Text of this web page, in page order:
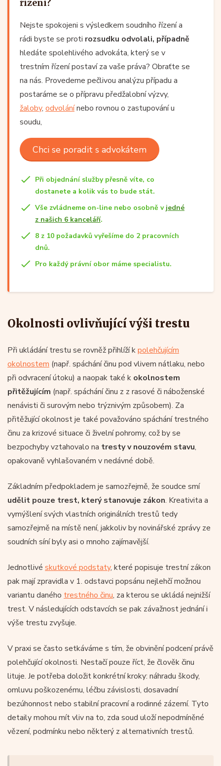
řízení?
Nejste spokojeni s výsledkem soudního řízení a
rádi byste se proti rozsudku odvolali, případně
hledáte spolehlivého advokáta, který se v
trestním řízení postaví za vaše práva? Obraťte se
na nás. Provedeme pečlivou analýzu případu a
postaráme se o přípravu předžalobní výzvy,
žaloby, odvolánínebo rovnou o zastupování u
soudu,
Chci se poradit s advokátem
Při objednání služby přesně víte, co
dostanete a kolik vás to bude stát.
Vše zvládneme on-line nebo osobně v jedné
z našich 6 kanceláří.
8 z 10 požadavků vyřešíme do 2 pracovních
dnů.
Pro každý právní obor máme specialistu.
Okolnosti ovlivňující výši trestu
Při ukládání trestu se rovněž přihlíží kpolehčujícím
okolnostem (např. spáchání činu pod vlivem nátlaku, nebo
při odvracení útoku) a naopak také k okolnostem
přitěžujícím (např. spáchání činu z z rasové či náboženské
nenávisti či surovým nebo trýznivým způsobem). Za
přitěžující okolnost je také považováno spáchání trestného
činu za krizové situace či živelní pohromy, což by se
bezpochyby vztahovalo na tresty v nouzovém stavu,
opakovaně vyhlašovaném v nedávné době.
Základním předpokladem je samozřejmě, že soudce smí
udělit pouze trest, který stanovuje zákon. Kreativita a
vymýšlení svých vlastních originálních trestů tedy
samozřejmě na místě není, jakkoliv by novinářské zprávy ze
soudních síní byly asi o mnoho zajímavější.
Jednotlivé skutkové podstaty, které popisuje trestní zákon
pak mají zpravidla v 1. odstavci popsánu nejlehčí možnou
variantu daného trestného činu, za kterou se ukládá nejnižší
trest. V následujících odstavcích se pak závažnost jednání i
výše trestu zvyšuje.
V praxi se často setkáváme s tím, že obvinění podcení právě
polehčující okolnosti. Nestačí pouze říct, že člověk činu
lituje. Je potřeba doložit konkrétní kroky: náhradu škody,
omluvu poškozenému, léčbu závislosti, dosavadní
bezúhonnost nebo stabilní pracovní a rodinné zázemí. Tyto
detaily mohou mít vliv na to, zda soud uloží nepodmíněné
vězení, podmínku nebo některý z alternativních trestů.